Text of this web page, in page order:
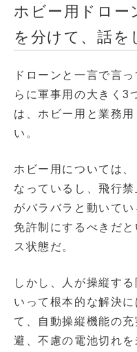
ホビー用ドロー
を分けて、話を
ドローンと一言で言
らに軍事用の大きく3
は、ホビー用と業務
い。
ホビー用については
なっているし、飛行
がバラバラと動いて
免許制にするべきだ
ス状態だ。
しかし、人が操縦す
いって根本的な解決
て、自動操縦機能の
避、不慮の電池切れ